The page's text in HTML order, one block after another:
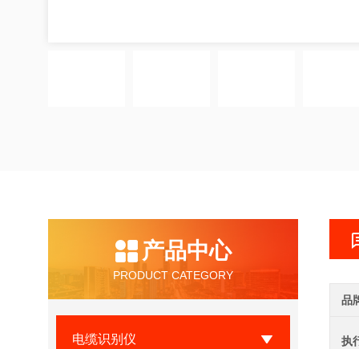
产品中心
PRODUCT CATEGORY
电缆识别仪
品
执